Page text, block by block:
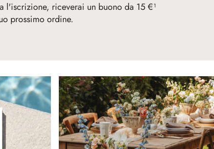
l'iscrizione, riceverai un buono da 15 €¹
prossimo ordine.